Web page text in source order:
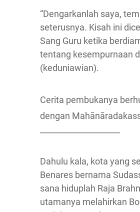
“Dengarkanlah saya,
seterusnya. Kisah ini
Sang Guru ketika
tentang kesempurnaan
(keduniawian).
Cerita pembukanya
dengan
Dahulu kala, kota yang
Benares bernama
sana hiduplah Raja
utamanya melahirkan